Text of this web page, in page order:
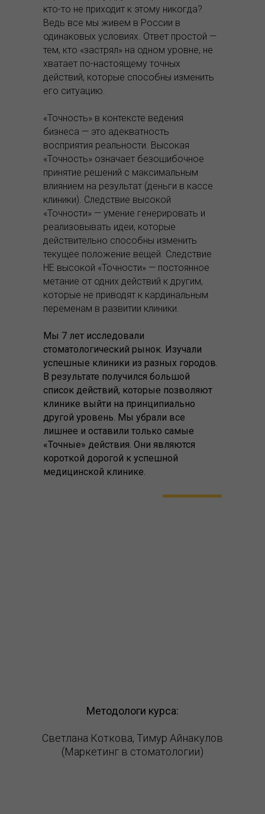
кто-то не приходит к этому никогда?
Ведь все мы живем в России в
одинаковых условиях. Ответ простой —
тем, кто «застрял» на одном уровне, не
хватает по-настоящему точных
действий, которые способны изменить
его ситуацию.
«Точность» в контексте ведения
бизнеса — это адекватность
восприятия реальности. Высокая
«Точность» означает безошибочное
принятие решений с максимальным
влиянием на результат (деньги в кассе
клиники). Следствие высокой
«Точности» — умение генерировать и
реализовывать идеи, которые
действительно способны изменить
текущее положение вещей. Следствие
НЕ высокой «Точности» — постоянное
метание от одних действий к другим,
которые не приводят к кардинальным
переменам в развитии клиники.
Мы 7 лет исследовали
стоматологический рынок. Изучали
успешные клиники из разных городов.
В результате получился большой
список действий, которые позволяют
клинике выйти на принципиально
другой уровень. Мы убрали все
лишнее и оставили только самые
«Точные» действия. Они являются
короткой дорогой к успешной
медицинской клинике.
Методологи курса:
Светлана Коткова, Тимур Айнакулов
(Маркетинг в стоматологии)